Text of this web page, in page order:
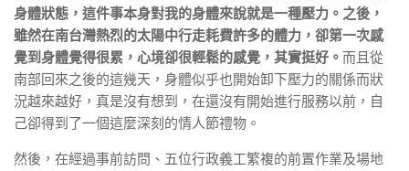
身體狀態，這件事本身對我的身體來說就是一種壓力。之後，
雖然在南台灣熱烈的太陽中行走耗費許多的體力，卻第一次感
覺到身體覺得很累，心境卻很輕鬆的感覺，其實挺好。 而且從
南部回來之後的這幾天，身體似乎也開始卸下壓力的關係而狀
況越來越好，真是沒有想到，在還沒有開始進行服務以前，自
己卻得到了一個這麼深刻的情人節禮物。
然後，在經過事前訪問、五位行政義工繁複的前置作業及場地